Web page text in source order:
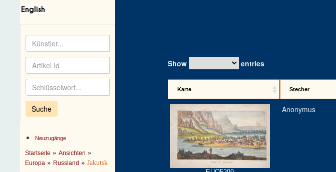
Neuzugänge
Startseite »Ansichten »
Europa » Russland »Jakutsk
Show entries
Karte Stecher
Anonymus